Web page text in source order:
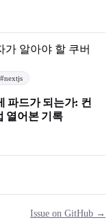
가 알아야 할 쿠버
#nextjs
파드가 되는가: 컨
열어본 기록
Issue on GitHub →